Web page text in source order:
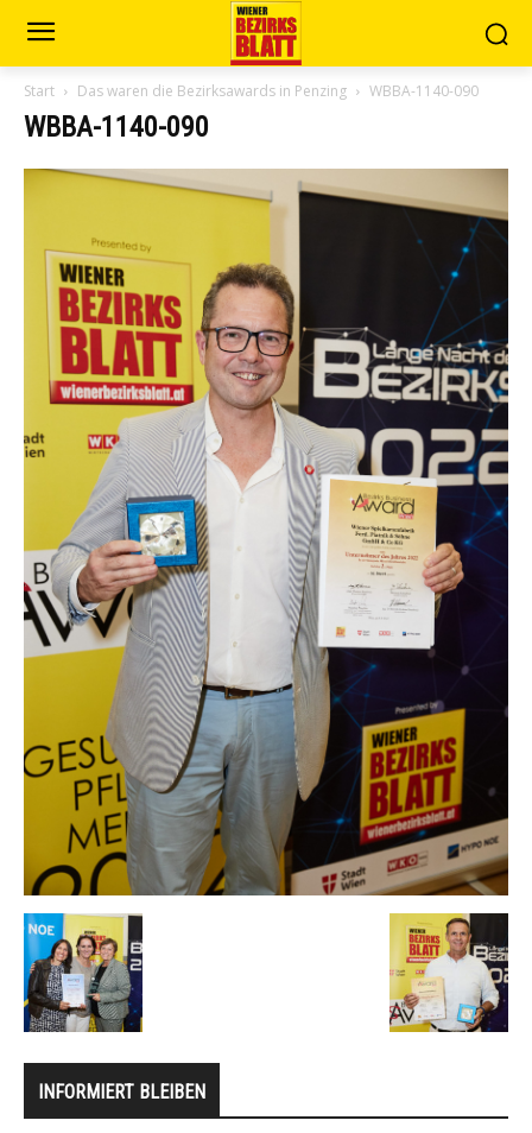
Start Das waren die Bezirksawards in Penzing WBBA-1140-090
WBBA-1140-090
INFORMIERT BLEIBEN